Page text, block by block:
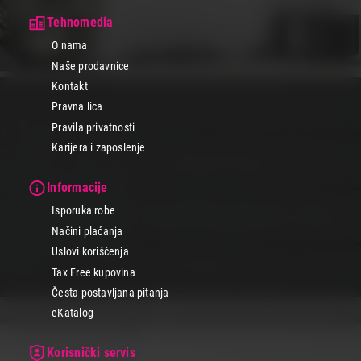
Tehnomedia
O nama
Naše prodavnice
Kontakt
Pravna lica
Pravila privatnosti
Karijera i zaposlenje
Informacije
Isporuka robe
Načini plaćanja
Uslovi korišćenja
Tax Free kupovina
Česta postavljana pitanja
eKatalog
Korisnički servis